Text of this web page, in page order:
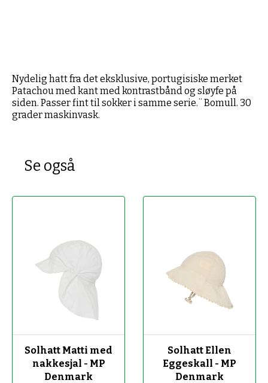
Nydelig hatt fra det eksklusive, portugisiske merket
Patachou med kant med kontrastbånd og sløyfe på
siden. Passer fint til sokker i samme serie.¨ Bomull. 30
grader maskinvask.
Se også
Solhatt Matti med
nakkesjal - MP
Denmark
Solhatt Ellen
Eggeskall - MP
Denmark